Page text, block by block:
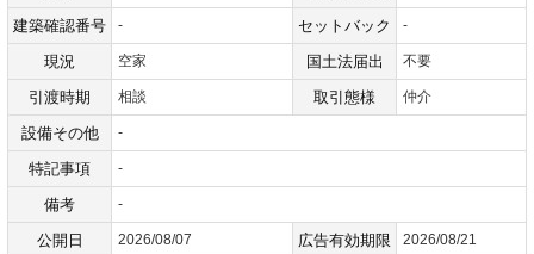
建築確認番号 - セットバック -
現況 空家 国土法届出 不要
引渡時期 相談 取引態様 仲介
設備その他 -
特記事項 -
備考 -
公開日 2026/08/07 広告有効期限 2026/08/21